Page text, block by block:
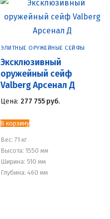
ЭЛИТНЫЕ ОРУЖЕЙНЫЕ СЕЙФЫ
Эксклюзивный
оружейный сейф
Valberg Арсенал Д
Цена: 277 755 руб.
В корзину
Вес: 71 кг
Высота: 1550 мм
Ширина: 510 мм
Глубина: 460 мм